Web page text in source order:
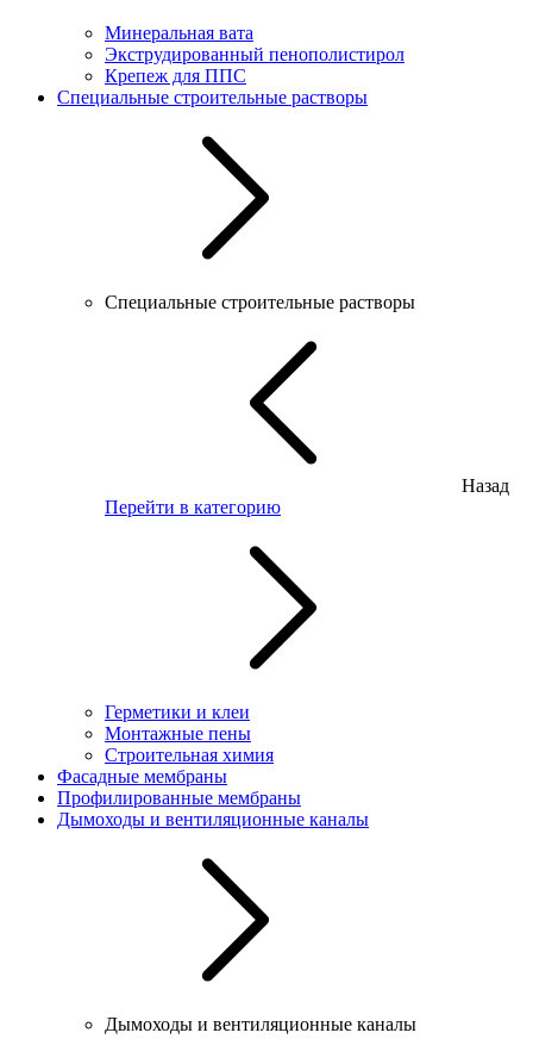
Минеральная вата
Экструдированный пенополистирол
Крепеж для ППС
Специальные строительные растворы
Специальные строительные растворы
Назад
Перейти в категорию
Герметики и клеи
Монтажные пены
Строительная химия
Фасадные мембраны
Профилированные мембраны
Дымоходы и вентиляционные каналы
Дымоходы и вентиляционные каналы